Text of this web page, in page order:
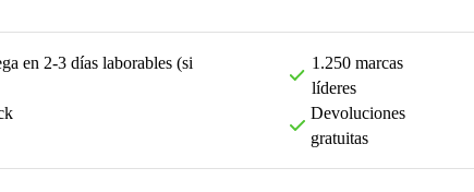
en 2-3 días laborables (si
1.250 marcas
líderes
Devoluciones
gratuitas